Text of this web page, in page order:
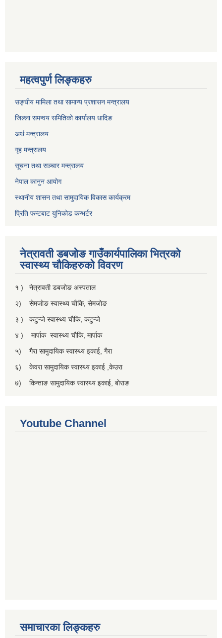
महत्वपुर्ण लिङ्कहरु
सङ्घीय मामिला तथा सामान्य प्रशासन मन्त्रालय
जिल्ला समन्वय समितिको कार्यालय धादिङ
अर्थ मन्त्रालय
गृह मन्त्रालय
सूचना तथा सञ्चार मन्त्रालय
नेपाल कानुन आयोग
स्थानीय शासन तथा सामुदायिक विकास कार्यक्रम
प्रिति फन्टबाट युनिकोड कन्भर्टर
नेत्रावती डबजाेङ गाउँकार्यपालिका भित्रकाे
स्वास्थ्य चाैकिहरुकाे विवरण
१ ) नेत्रावती डबजोङ अस्पताल
२) सेमजाेङ स्वास्थ्य चाैकि, सेमजाेङ
३ ) कटुन्जे स्वास्थ्य चाैकि, कटुन्जे
४ ) मार्पाक स्वास्थ्य चाैकि, मार्पाक
५) गैरा सामुदायिक स्वास्थ्य इकाई, गैरा
६) केवरा सामुदायिक स्वास्थ्य इकाई ,केउरा
७) किन्ताङ सामुदायिक स्वास्थ्य इकाई, बाेराङ
Youtube Channel
समाचारका लिङ्कहरु